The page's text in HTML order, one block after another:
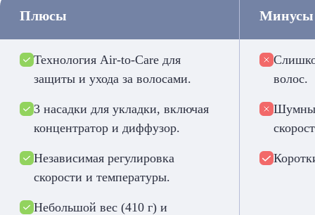
Плюсы
Технология Air-to-Care для
защиты и ухода за волосами.
3 насадки для укладки, включая
концентратор и диффузор.
Независимая регулировка
скорости и температуры.
Небольшой вес (410 г) и
Минусы
волос.